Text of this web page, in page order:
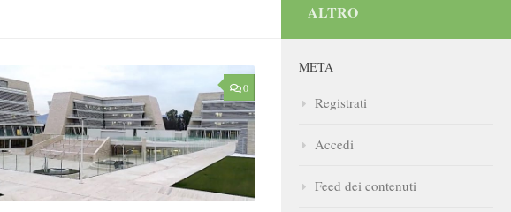
0
ALTRO
META
Registrati
Accedi
Feed dei contenuti